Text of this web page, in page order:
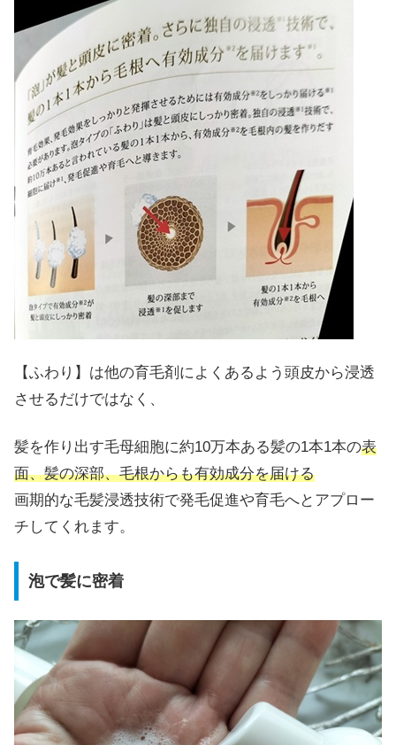
【ふわり】は他の育毛剤によくあるよう頭皮から浸透
させるだけではなく、
髪を作り出す毛母細胞に約10万本ある髪の1本1本の表
面、髪の深部、毛根からも有効成分を届ける
画期的な毛髪浸透技術で発毛促進や育毛へとアプロー
チしてくれます。
泡で髪に密着